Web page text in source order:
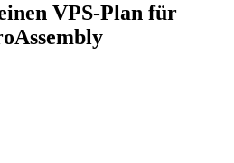
VPS-Plan für